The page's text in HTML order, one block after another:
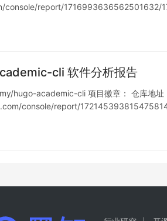
console/report/1716993636562501632/
cli 软件分析报告
hugo-academic-cli 项目徽章： 仓库地
console/report/